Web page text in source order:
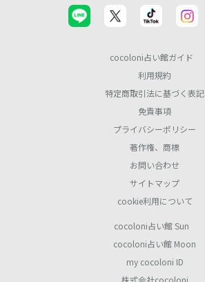
cocoloni占い館ガイド
利用規約
特定商取引法に基づく表記
免責事項
プライバシーポリシー
著作権、商標
お問い合わせ
サイトマップ
cookie利用について
cocoloni占い館 Sun
cocoloni占い館 Moon
my cocoloni ID
株式会社cocoloni